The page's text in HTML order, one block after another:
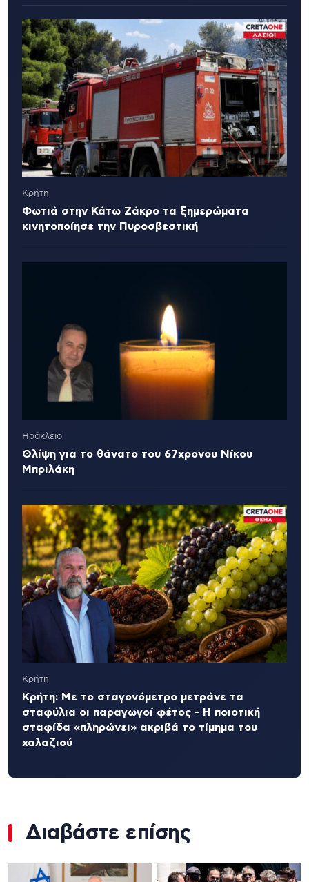
Κρήτη
Φωτιά στην Κάτω Ζάκρο τα ξημερώματα
κινητοποίησε την Πυροσβεστική
Ηράκλειο
Θλίψη για το θάνατο του 67χρονου Νίκου
Μπριλάκη
Κρήτη
Κρήτη: Με το σταγονόμετρο μετράνε τα
σταφύλια οι παραγωγοί φέτος - Η ποιοτική
σταφίδα «πληρώνει» ακριβά το τίμημα του
χαλαζιού
Διαβάστε επίσης